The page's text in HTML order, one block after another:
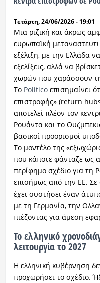
Τετάρτη, 24/06/2026 - 19:01
Μια ριζική και άκρως
ευρωπαϊκή
εξέλιξη, με την Ελλάδα
εξελίξεις, αλλά να
χωρών που χαράσσουν
Το Politicoεπισημαίνει
επιστροφής» (return
αποτελεί πλέον τον
Ρουάντα και το
βασικοί προορισμοί
Το μοντέλο της
που κάποτε φάνταζε ως
περίφημο σχέδιο για τη
επισήμως από την ΕΕ.
έχει συστήσει έναν
με τη Γερμανία, την
πιέζοντας για άμεση
Το ελληνικό
λειτουργία το 2027
Η ελληνική κυβέρνηση
προχωρήσει το σχέδιο.